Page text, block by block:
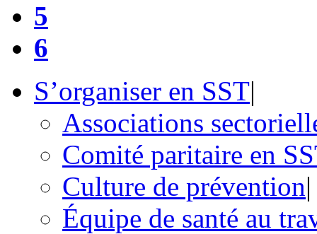
5
6
S’organiser en SST|
Associations
Comité paritaire en
Culture de prévention|
Équipe de santé au